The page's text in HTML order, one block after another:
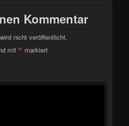
Kommentar
nicht veröffentlicht.
mit* markiert